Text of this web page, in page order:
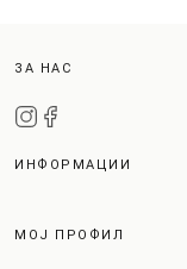
ЗА НАС
ИНФОРМАЦИИ
МОЈ ПРОФИЛ